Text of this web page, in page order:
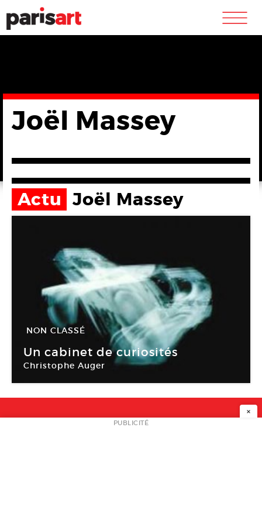
m
Joël Massey
Actu Joël Massey
NON CLASSÉ
04 Déc -03 Jan 2010
Un cabinet de curiosités
Christophe Auger
NEWSLETTER
×
PUBLICITÉ